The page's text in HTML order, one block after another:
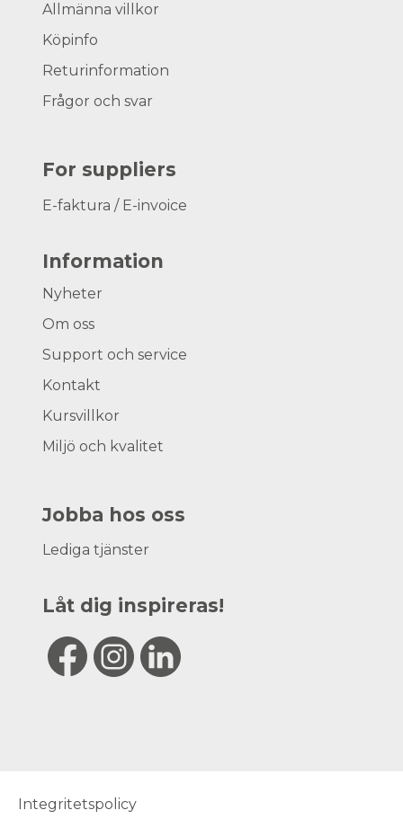
Allmänna villkor
Köpinfo
Returinformation
Frågor och svar
For suppliers
E-faktura / E-invoice
Information
Nyheter
Om oss
Support och service
Kontakt
Kursvillkor
Miljö och kvalitet
Jobba hos oss
Lediga tjänster
Låt dig inspireras!
Integritetspolicy